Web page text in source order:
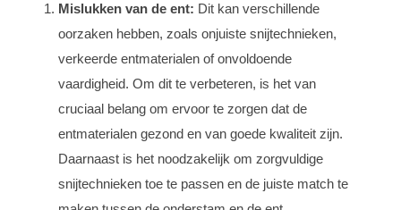
Mislukken van de ent: Dit kan verschillende
oorzaken hebben, zoals onjuiste snijtechnieken,
verkeerde entmaterialen of onvoldoende
vaardigheid. Om dit te verbeteren, is het van
cruciaal belang om ervoor te zorgen dat de
entmaterialen gezond en van goede kwaliteit zijn.
Daarnaast is het noodzakelijk om zorgvuldige
snijtechnieken toe te passen en de juiste match te